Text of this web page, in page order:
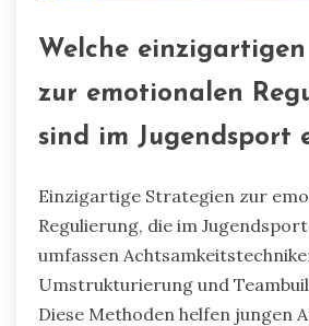
Welche
zur emotionalen
sind im Jugendsport
Einzigartige Strategien zur
Regulierung, die im
umfassen
Umstrukturierung und
Diese Methoden helfen jungen